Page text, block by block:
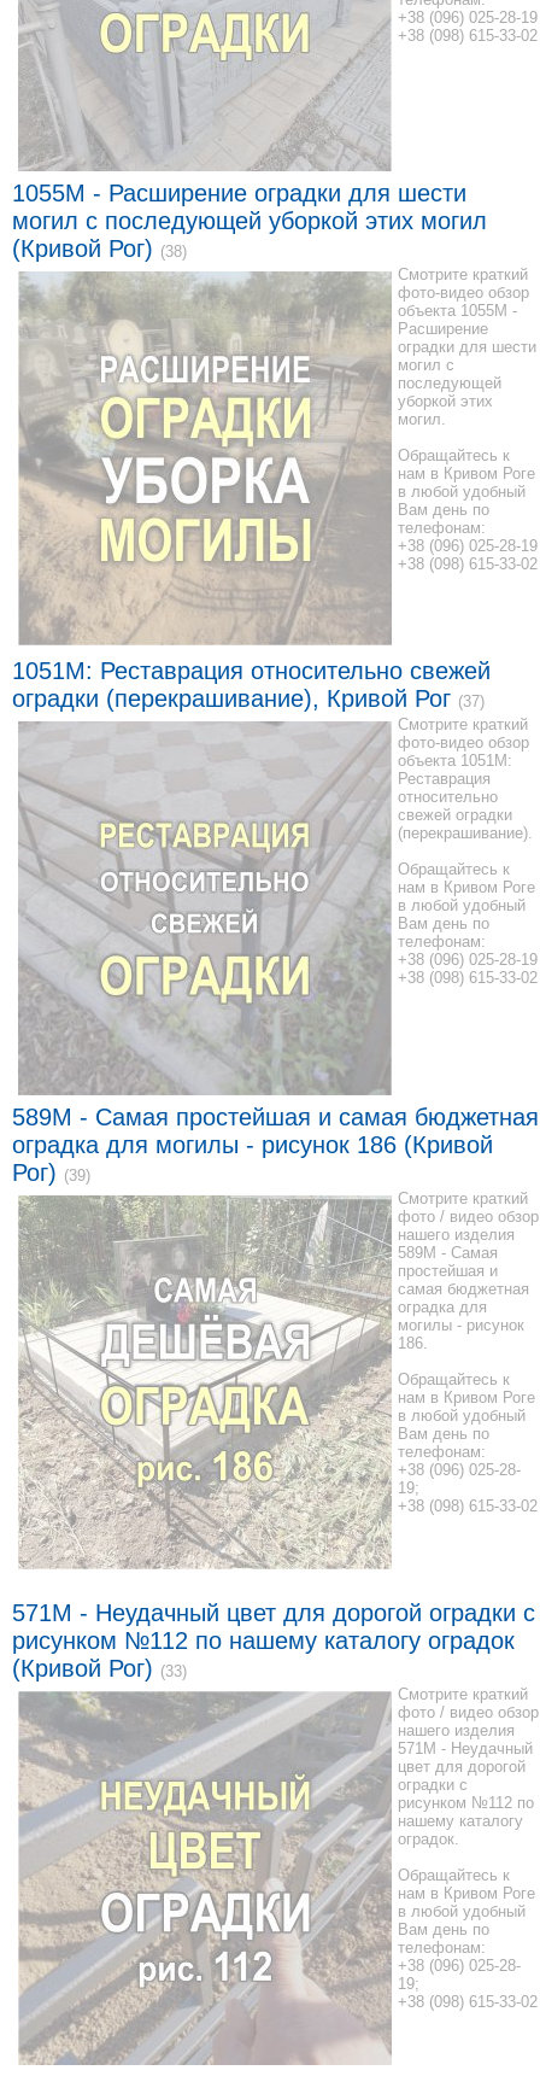
+38 (096) 025-28-19
+38 (098) 615-33-02
1055M - Расширение оградки для шести
могил с последующей уборкой этих могил
(Кривой Рог) (38)
Смотрите краткий
фото-видео обзор
объекта 1055M -
Расширение
оградки для шести
могил с
последующей
уборкой этих
могил.
Обращайтесь к
нам в Кривом Роге
в любой удобный
Вам день по
телефонам:
+38 (096) 025-28-19
+38 (098) 615-33-02
1051M: Реставрация относительно свежей
оградки (перекрашивание), Кривой Рог (37)
Смотрите краткий
фото-видео обзор
объекта 1051M:
Реставрация
относительно
свежей оградки
(перекрашивание).
Обращайтесь к
нам в Кривом Роге
в любой удобный
Вам день по
телефонам:
+38 (096) 025-28-19
+38 (098) 615-33-02
589M - Самая простейшая и самая бюджетная
оградка для могилы - рисунок 186 (Кривой
Рог) (39)
Смотрите краткий
фото / видео обзор
нашего изделия
589M - Самая
простейшая и
самая бюджетная
оградка для
могилы - рисунок
186.
Обращайтесь к
нам в Кривом Роге
в любой удобный
Вам день по
телефонам:
+38 (096) 025-28-
19;
+38 (098) 615-33-02
571M - Неудачный цвет для дорогой оградки с
рисунком №112 по нашему каталогу оградок
(Кривой Рог) (33)
Смотрите краткий
фото / видео обзор
нашего изделия
571M - Неудачный
цвет для дорогой
оградки с
рисунком №112 по
нашему каталогу
оградок.
Обращайтесь к
нам в Кривом Роге
в любой удобный
Вам день по
телефонам:
+38 (096) 025-28-
19;
+38 (098) 615-33-02